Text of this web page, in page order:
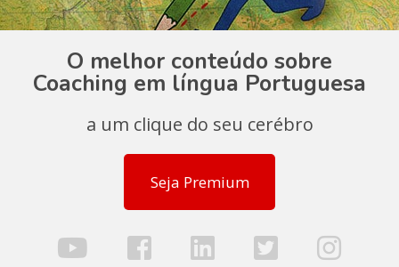
O melhor conteúdo sobre
Coaching em língua Portuguesa
a um clique do seu cerébro
Seja Premium